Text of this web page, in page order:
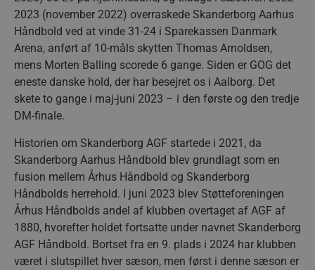
2023 (november 2022) overraskede Skanderborg Aarhus
Håndbold ved at vinde 31-24 i Sparekassen Danmark
Arena, anført af 10-måls skytten Thomas Arnoldsen,
mens Morten Balling scorede 6 gange. Siden er GOG det
eneste danske hold, der har besejret os i Aalborg. Det
skete to gange i maj-juni 2023 – i den første og den tredje
DM-finale.
Historien om Skanderborg AGF startede i 2021, da
Skanderborg Aarhus Håndbold blev grundlagt som en
fusion mellem Århus Håndbold og Skanderborg
Håndbolds herrehold. I juni 2023 blev Støtteforeningen
Århus Håndbolds andel af klubben overtaget af AGF af
1880, hvorefter holdet fortsatte under navnet Skanderborg
AGF Håndbold. Bortset fra en 9. plads i 2024 har klubben
været i slutspillet hver sæson, men først i denne sæson er